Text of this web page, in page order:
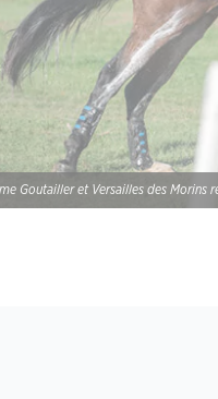
Goutailler et Versailles des Morins